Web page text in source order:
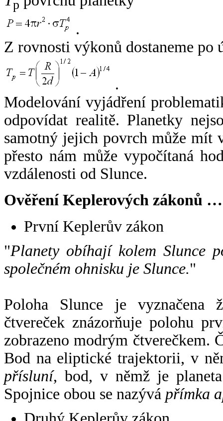
p
.
Z rovnosti výkonů dostaneme po
.
Modelování vyjádření
odpovídat realitě. Planetky
samotný jejich povrch může mít
přesto nám může vypočítaná
vzdálenosti od Slunce.
Ověření Keplerových zákonů …
První Keplerův zákon
"Planety obíhají kolem Slunce
společném ohnisku je Slunce."
Poloha Slunce je vyznačena
čtvereček znázorňuje polohu
zobrazeno modrým čtverečkem.
Bod na eliptické trajektorii, v
přísluní, bod, v němž je
Spojnice obou se nazývá přímka